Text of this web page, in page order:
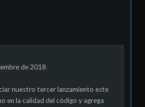
de 2018
nuestro tercer lanzamiento este
en la calidad del código y agrega